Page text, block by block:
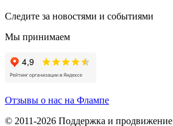
Следите за новостями и событиями
Мы принимаем
Отзывы о нас на Флампе
© 2011-2026 Поддержка и продвижение